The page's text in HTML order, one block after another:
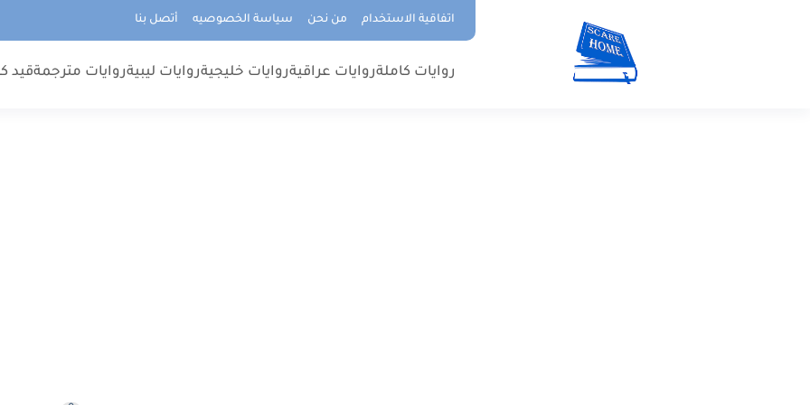
اتفاقية الاستخدام من نحن سياسة الخصوصيه أتصل بنا
روايات كاملةروايات عراقيةروايات خليجيةروايات ليبيةروايات مترجمةقيد